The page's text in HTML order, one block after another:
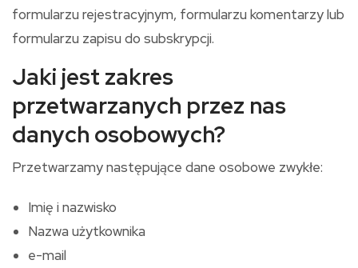
formularzu rejestracyjnym, formularzu komentarzy lub
formularzu zapisu do subskrypcji.
Jaki jest zakres
przetwarzanych przez nas
danych osobowych?
Przetwarzamy następujące dane osobowe zwykłe:
Imię i nazwisko
Nazwa użytkownika
e-mail